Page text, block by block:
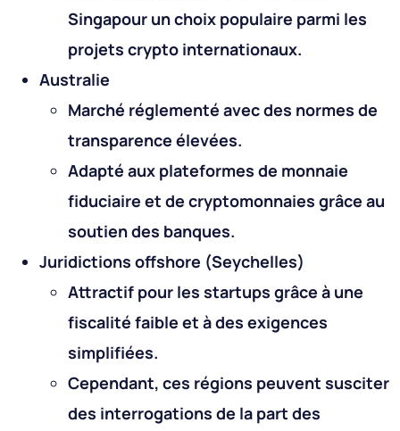
Singapour un choix populaire parmi les
projets crypto internationaux.
Australie
Marché réglementé avec des normes de
transparence élevées.
Adapté aux plateformes de monnaie
fiduciaire et de cryptomonnaies grâce au
soutien des banques.
Juridictions offshore (Seychelles)
Attractif pour les startups grâce à une
fiscalité faible et à des exigences
simplifiées.
Cependant, ces régions peuvent susciter
des interrogations de la part des